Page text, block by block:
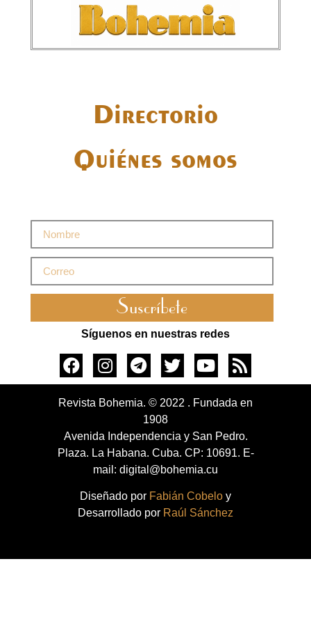
Directorio
Quiénes somos
Suscríbete
Síguenos en nuestras redes
Revista Bohemia. © 2022 . Fundada en
1908
Avenida Independencia y San Pedro.
Plaza. La Habana. Cuba. CP: 10691. E-
mail: digital@bohemia.cu
Diseñado por Fabián Cobelo y
Desarrollado por Raúl Sánchez